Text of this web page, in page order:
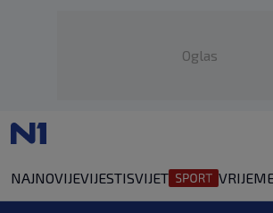
Oglas
NAJNOVIJEVIJESTISVIJET